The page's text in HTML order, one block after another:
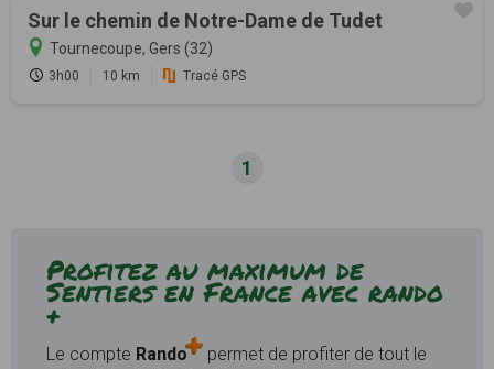
Sur le chemin de Notre-Dame de Tudet
Tournecoupe, Gers (32)
3h00 10 km Tracé GPS
1
Profitez au maximum de
Sentiers en France avec rando
+
Le compte Rando
permet de profiter de tout le